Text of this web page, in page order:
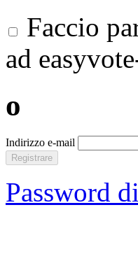
Faccio
ad
o
Indirizzo e-mail
Registrare
Password